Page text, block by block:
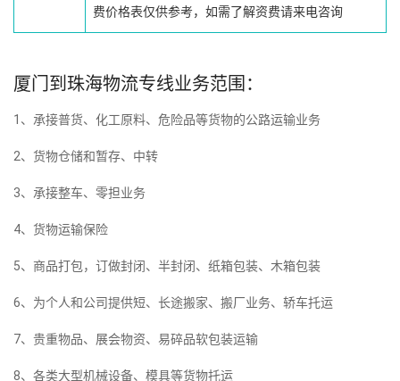
费价格表仅供参考，如需了解资费请来电咨询
厦门到珠海物流专线业务范围：
1、承接普货、化工原料、危险品等货物的公路运输业务
2、货物仓储和暂存、中转
3、承接整车、零担业务
4、货物运输保险
5、商品打包，订做封闭、半封闭、纸箱包装、木箱包装
6、为个人和公司提供短、长途搬家、搬厂业务、轿车托运
7、贵重物品、展会物资、易碎品软包装运输
8、各类大型机械设备、模具等货物托运